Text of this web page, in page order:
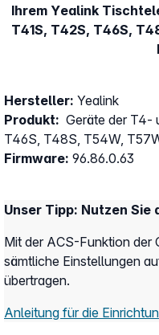
Ihrem Yealink
T41S, T42S, T46S,
Hersteller: Yealink
Produkt: Geräte der T4-
T46S, T48S, T54W,
Firmware: 96.86.0.63
Unser Tipp: Nutzen
Mit der ACS-Funktion der
sämtliche Einstellungen
übertragen.
Anleitung für die